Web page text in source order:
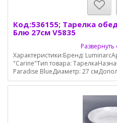
Код:536155; Тарелка
Блю 27см V5835
Характеристики:Бренд:
"Carine"Тип товара:
Paradise BlueДиаметр: 27